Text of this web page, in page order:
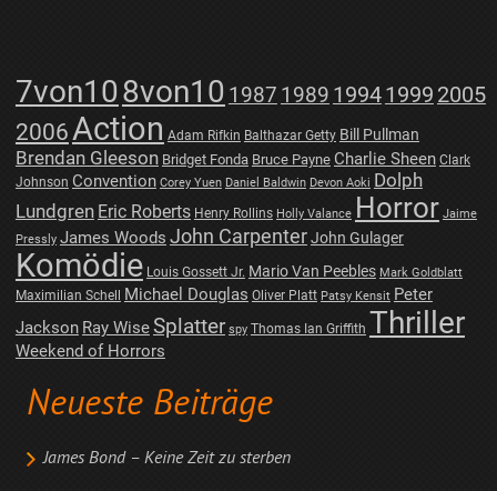
7von108von10 1987 1989 19941999 2005
2006Action Adam Rifkin Balthazar Getty Bill Pullman
Brendan Gleeson Bridget Fonda Bruce Payne Charlie Sheen Clark
Johnson Convention Corey Yuen Daniel Baldwin Devon Aoki Dolph
Lundgren Eric Roberts Henry Rollins Holly Valance Horror Jaime
Pressly James Woods John CarpenterJohn Gulager
Komödie Louis Gossett Jr. Mario Van Peebles Mark Goldblatt
Maximilian Schell Michael Douglas Oliver Platt Patsy Kensit Peter
Jackson Ray WiseSplatter spy Thomas Ian Griffith Thriller
Weekend of Horrors
Neueste Beiträge
James Bond – Keine Zeit zu sterben